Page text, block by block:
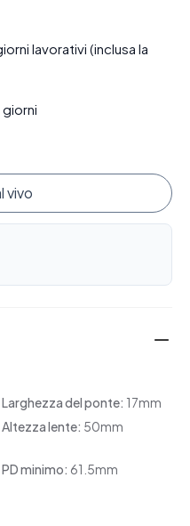
lavorativi (inclusa la
vivo
Larghezza del ponte: 17mm
Altezza lente: 50mm
PD minimo: 61.5mm